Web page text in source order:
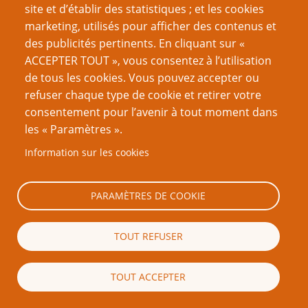
de justifier un changement d’objectif ou dusteering
aussi les « espaces cachés », comme des grottes dans
lesquelles vous entrez pour avoir des visions avec l’aide
de vos camarades et où votre personnage est
momentanément mis entre parenthèses pour vous
accompagner dans cette expérience. Tellement de
possibilités à explorer !
Comment éviter le côté pernitieux
du méta-jeu
Capture d'écran
d'un Tweet en
espagnol datant
de 2022. Leticia y
dit qu'elle est
site et d’établir des statistiques ; et les cookies
marketing, utilisés pour afficher des contenus et
des publicités pertinents. En cliquant sur «
ACCEPTER TOUT », vous consentez à l’utilisation
de tous les cookies. Vous pouvez accepter ou
refuser chaque type de cookie et retirer votre
consentement pour l’avenir à tout moment dans
les « Paramètres ».
Information sur les cookies
PARAMÈTRES DE COOKIE
TOUT REFUSER
TOUT ACCEPTER